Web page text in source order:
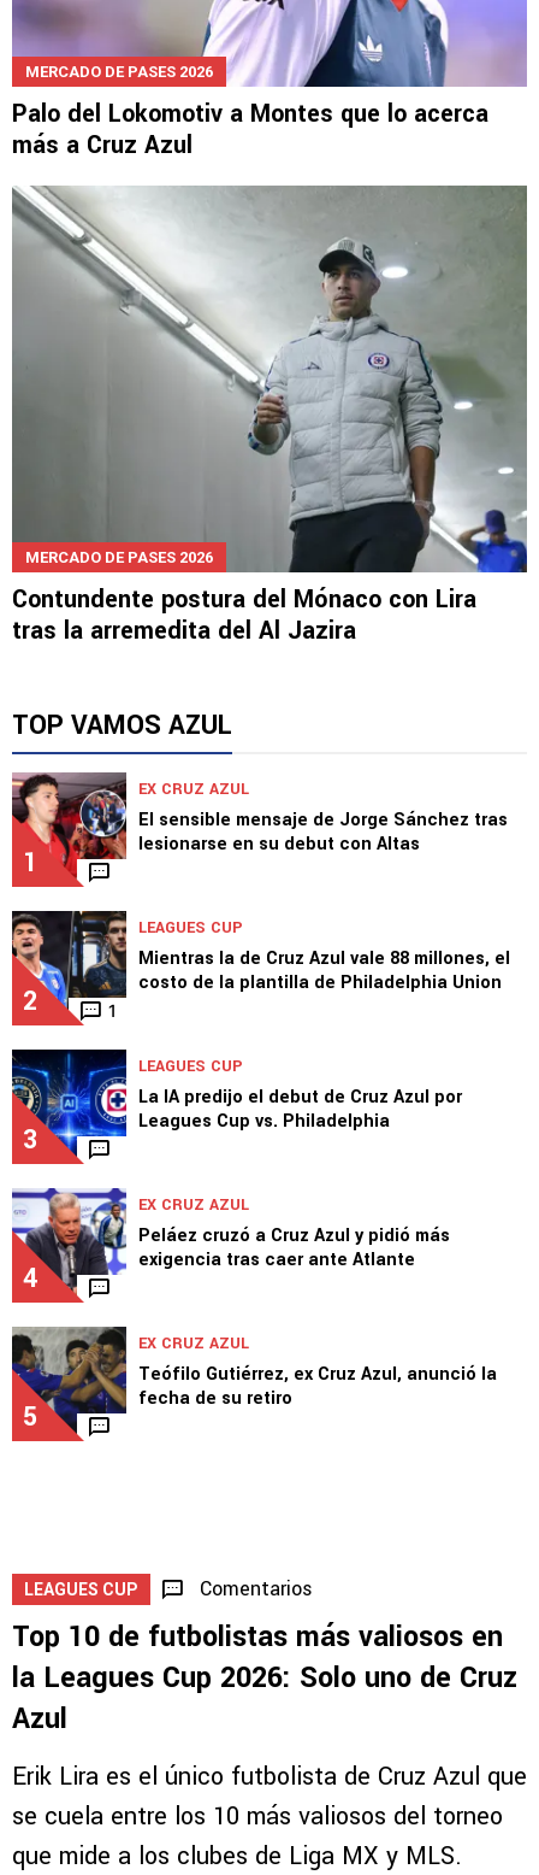
MERCADO DE PASES 2026
Palo del Lokomotiv a Montes que lo acerca
más a Cruz Azul
MERCADO DE PASES 2026
Contundente postura del Mónaco con Lira
tras la arremedita del Al Jazira
TOP VAMOS AZUL
1
EX CRUZ AZUL
El sensible mensaje de Jorge Sánchez tras
lesionarse en su debut con Altas
2 1
LEAGUES CUP
Mientras la de Cruz Azul vale 88 millones, el
costo de la plantilla de Philadelphia Union
3
LEAGUES CUP
La IA predijo el debut de Cruz Azul por
Leagues Cup vs. Philadelphia
4
EX CRUZ AZUL
Peláez cruzó a Cruz Azul y pidió más
exigencia tras caer ante Atlante
5
EX CRUZ AZUL
Teófilo Gutiérrez, ex Cruz Azul, anunció la
fecha de su retiro
LEAGUES CUP Comentarios
Top 10 de futbolistas más valiosos en
la Leagues Cup 2026: Solo uno de Cruz
Azul
Erik Lira es el único futbolista de Cruz Azul que
se cuela entre los 10 más valiosos del torneo
que mide a los clubes de Liga MX y MLS.